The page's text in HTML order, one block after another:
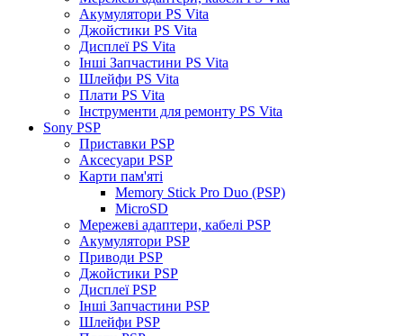
Акумулятори PS Vita
Джойстики PS Vita
Дисплеї PS Vita
Інші Запчастини PS Vita
Шлейфи PS Vita
Плати PS Vita
Інструменти для ремонту PS Vita
Sony PSP
Приставки PSP
Аксесуари PSP
Карти пам'яті
Memory Stick Pro Duo (PSP)
MicroSD
Мережеві адаптери, кабелі PSP
Акумулятори PSP
Приводи PSP
Джойстики PSP
Дисплеї PSP
Інші Запчастини PSP
Шлейфи PSP